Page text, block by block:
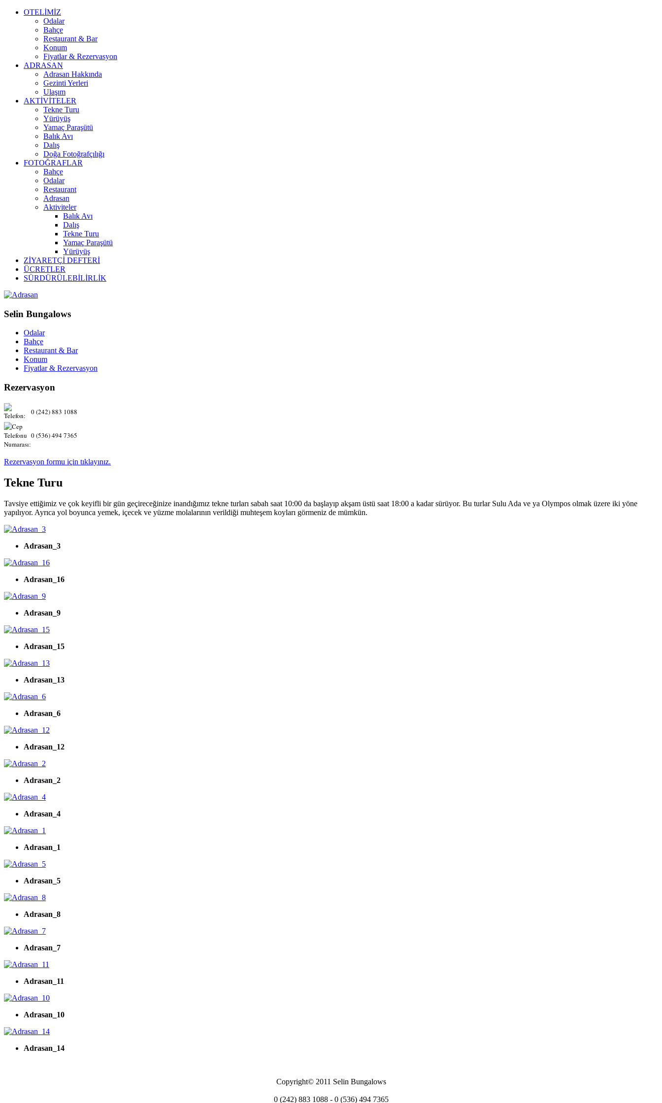
OTELİMİZ
Odalar
Bahçe
Restaurant & Bar
Konum
Fiyatlar & Rezervasyon
ADRASAN
Adrasan Hakkında
Gezinti Yerleri
Ulaşım
AKTİVİTELER
Tekne Turu
Yürüyüş
Yamaç Paraşütü
Balık Avı
Dalış
Doğa Fotoğrafçılığı
FOTOĞRAFLAR
Bahçe
Odalar
Restaurant
Adrasan
Aktiviteler
Balık Avı
Dalış
Tekne Turu
Yamaç Paraşütü
Yürüyüş
ZİYARETÇİ DEFTERİ
ÜCRETLER
SÜRDÜRÜLEBİLİRLİK
Selin Bungalows
Odalar
Bahçe
Restaurant & Bar
Konum
Fiyatlar & Rezervasyon
Rezervasyon
0 (242) 883 1088
0 (536) 494 7365
Rezervasyon formu için tıklayınız.
Tekne Turu
Tavsiye ettiğimiz ve çok keyifli bir gün geçireceğinize inandığımız tekne turları sabah saat 10:00 da başlayıp akşam üstü saat 18:00 a kadar sürüyor. Bu turlar Sulu Ada ve ya Olympos olmak üzere iki yöne
yapılıyor. Ayrıca yol boyunca yemek, içecek ve yüzme molalarının verildiği muhteşem koyları görmeniz de mümkün.
Adrasan_3
Adrasan_16
Adrasan_9
Adrasan_15
Adrasan_13
Adrasan_6
Adrasan_12
Adrasan_2
Adrasan_4
Adrasan_1
Adrasan_5
Adrasan_8
Adrasan_7
Adrasan_11
Adrasan_10
Adrasan_14
Copyright© 2011 Selin Bungalows
0 (242) 883 1088 - 0 (536) 494 7365